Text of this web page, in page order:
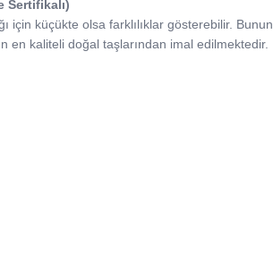
Sertifikalı)
için küçükte olsa farklılıklar gösterebilir. Bunun
en kaliteli doğal taşlarından imal edilmektedir.